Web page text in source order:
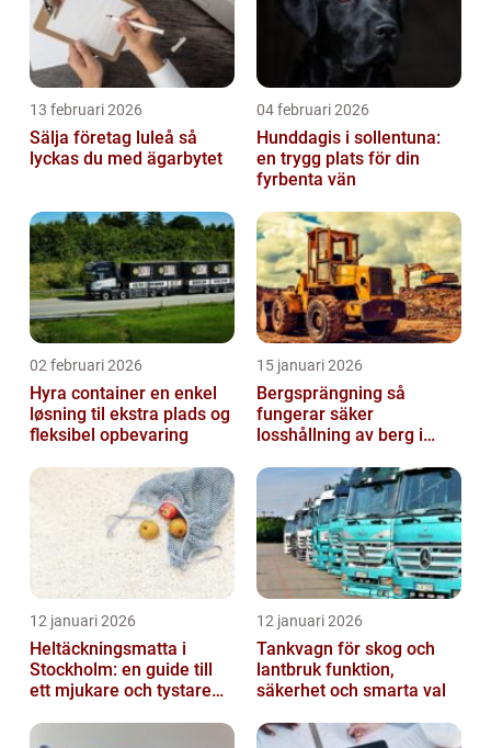
13 februari 2026
Sälja företag luleå så
lyckas du med ägarbytet
04 februari 2026
Hunddagis i sollentuna:
en trygg plats för din
fyrbenta vän
02 februari 2026
Hyra container en enkel
løsning til ekstra plads og
fleksibel opbevaring
15 januari 2026
Bergsprängning så
fungerar säker
losshållning av berg i
12 januari 2026
Heltäckningsmatta i
Stockholm: en guide till
ett mjukare och tystare
12 januari 2026
Tankvagn för skog och
lantbruk funktion,
säkerhet och smarta val